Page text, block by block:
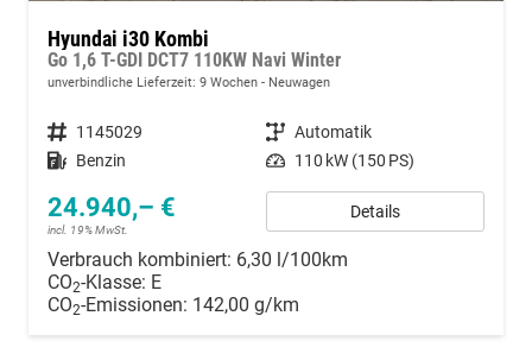
Hyundai i30 Kombi
Go 1,6 T-GDI DCT7 110KW Navi Winter
unverbindliche Lieferzeit: 9 Wochen Neuwagen
Fahrzeugnummer 1145029 Getriebe Automatik
Kraftstoff Benzin Leistung 110 kW (150 PS)
24.940,– €
incl. 19% MwSt.
Details
Verbrauch kombiniert: 6,30 l/100km
CO2-Klasse: E
CO2-Emissionen: 142,00 g/km